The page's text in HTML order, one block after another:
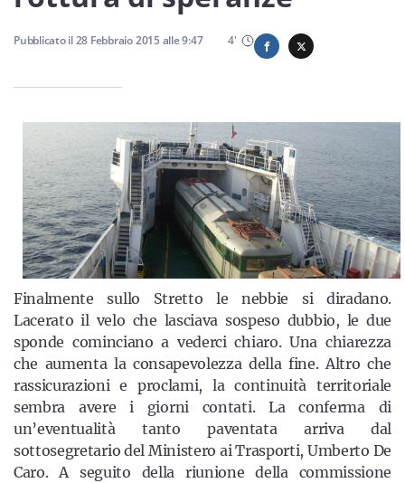
Resta sempre aggiornato con le ultime news, iscriviti alla
nostra newsletter
Iscriviti
Pubblicato il28 Febbraio 2015alle9:47 4'
Finalmente sullo Stretto le nebbie si diradano.
Lacerato il velo che lasciava sospeso dubbio, le due
sponde cominciano a vederci chiaro. Una chiarezza
che aumenta la consapevolezza della fine. Altro che
rassicurazioni e proclami, la continuità territoriale
sembra avere i giorni contati. La conferma di
un’eventualità tanto paventata arriva dal
sottosegretario del Ministero ai Trasporti, Umberto De
Caro. A seguito della riunione della commissione